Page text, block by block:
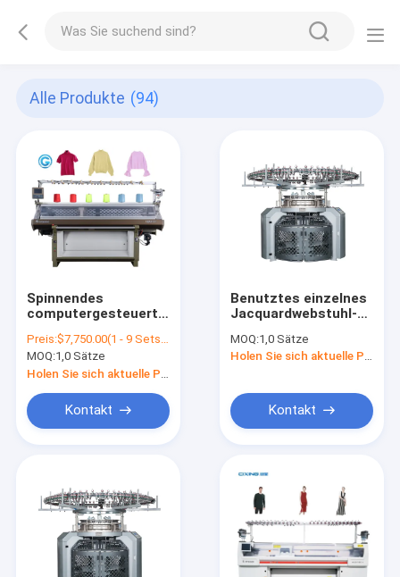
Alle Produkte (94)
Spinnendes
computergesteuertes
Strickmaschine-
Kabel stricken
Gewebe
Preis:$7,750.00(1 - 9 Sets) $7,375.00(>=10 Sets)
MOQ:1,0 Sätze
Kontakt
Benutztes einzelnes
Jacquardwebstuhl-
Rundschreiben für T-
Shirt Gewebe
MOQ:1,0 Sätze
Holen Sie sich aktuelle Preis
Kontakt